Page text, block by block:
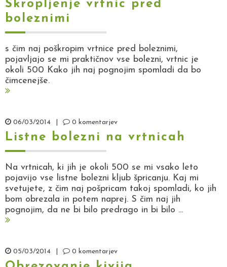
Škropljenje vrtnic pred
boleznimi
s čim naj poškropim vrtnice pred boleznimi,
pojavljajo se mi praktičnov vse bolezni, vrtnic je
okoli 500 Kako jih naj pognojim spomladi da bo
čimcenejše.
06/03/2014 0 komentarjev
Listne bolezni na vrtnicah
Na vrtnicah, ki jih je okoli 500 se mi vsako leto
pojavijo vse listne bolezni kljub špricanju. Kaj mi
svetujete, z čim naj pošpricam takoj spomladi, ko jih
bom obrezala in potem naprej. S čim naj jih
pognojim, da ne bi bilo predrago in bi bilo ...
05/03/2014 0 komentarjev